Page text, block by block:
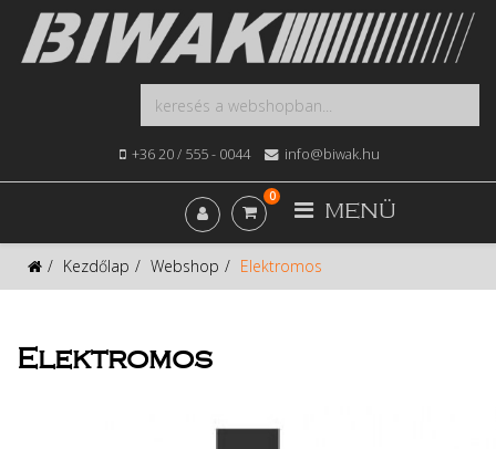
+36 20 / 555 - 0044 info@biwak.hu
MENÜ
0
Kezdőlap Webshop Elektromos
Elektromos